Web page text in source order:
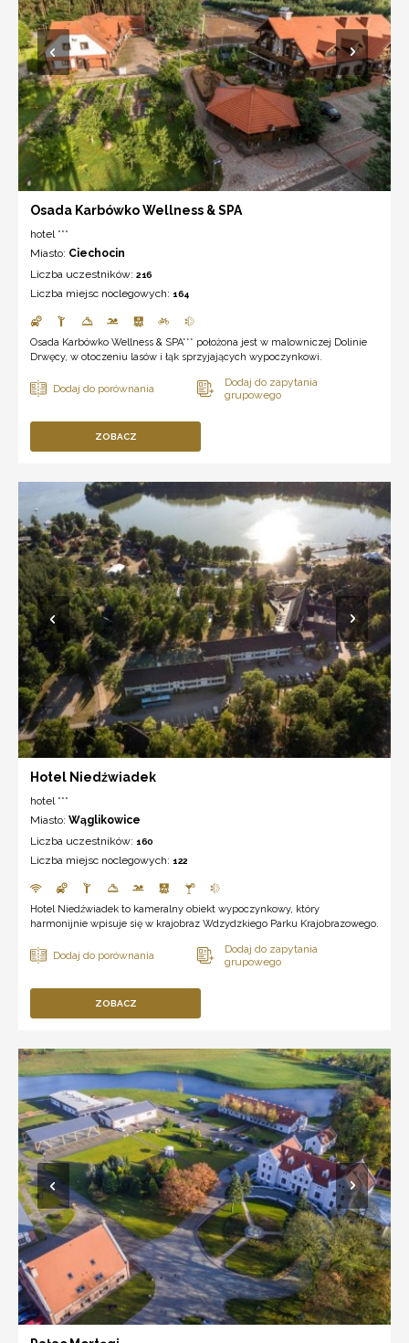
Osada Karbówko Wellness & SPA
hotel ***
Miasto: Ciechocin
Liczba uczestników: 216
Liczba miejsc noclegowych: 164
Osada Karbówko Wellness & SPA*** położona jest w malowniczej Dolinie
Drwęcy, w otoczeniu lasów i łąk sprzyjających wypoczynkowi.
ZOBACZ
Hotel Niedźwiadek
hotel ***
Miasto: Wąglikowice
Liczba uczestników: 160
Liczba miejsc noclegowych: 122
Hotel Niedźwiadek to kameralny obiekt wypoczynkowy, który
harmonijnie wpisuje się w krajobraz Wdzydzkiego Parku Krajobrazowego.
ZOBACZ